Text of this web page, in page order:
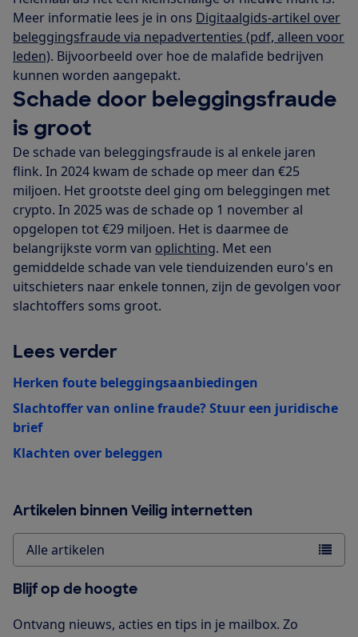
Meer informatie lees je in ons Digitaalgids-artikel over
beleggingsfraude via nepadvertenties (pdf, alleen voor
leden). Bijvoorbeeld over hoe de malafide bedrijven
kunnen worden aangepakt.
Schade door beleggingsfraude
is groot
De schade van beleggingsfraude is al enkele jaren
flink. In 2024 kwam de schade op meer dan €25
miljoen. Het grootste deel ging om beleggingen met
crypto. In 2025 was de schade op 1 november al
opgelopen tot €29 miljoen. Het is daarmee de
belangrijkste vorm van oplichting. Met een
gemiddelde schade van vele tienduizenden euro's en
uitschieters naar enkele tonnen, zijn de gevolgen voor
slachtoffers soms groot.
Lees verder
Herken foute beleggingsaanbiedingen
Slachtoffer van online fraude? Stuur een juridische
brief
Klachten over beleggen
Artikelen binnen Veilig internetten
Alle artikelen
Blijf op de hoogte
Ontvang nieuws, acties en tips in je mailbox. Zo